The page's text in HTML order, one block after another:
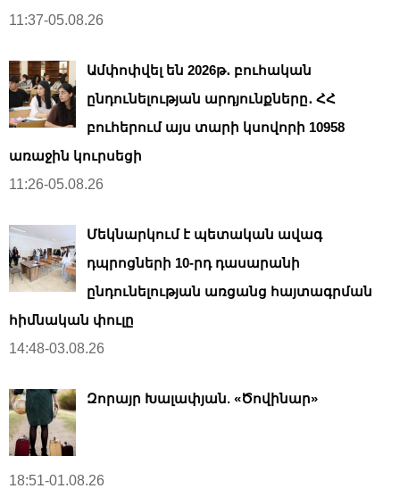
11:37-05.08.26
Ամփոփվել են 2026թ․ բուհական
ընդունելության արդյունքները․ ՀՀ
բուհերում այս տարի կսովորի 10958
առաջին կուրսեցի
11:26-05.08.26
Մեկնարկում է պետական ավագ
դպրոցների 10-րդ դասարանի
ընդունելության առցանց հայտագրման
հիմնական փուլը
14:48-03.08.26
Զորայր Խալափյան. «Ծովինար»
18:51-01.08.26